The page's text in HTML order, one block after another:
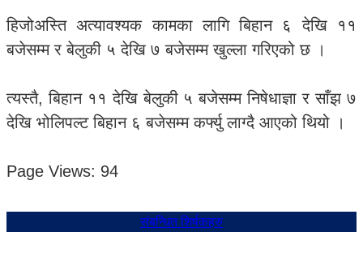
हिजोअस्ति अत्यावश्यक कामका लागि बिहान ६ देखि ११
बजेसम्म र बेलुकी ५ देखि ७ बजेसम्म खुल्ला गरिएको छ ।
त्यस्तै, बिहान ११ देखि बेलुकी ५ बजेसम्म निषेधाज्ञा र साँझ ७
देखि भोलिपल्ट बिहान ६ बजेसम्म कर्फ्यु लाग्दै आएको थियो ।
Page Views: 94
संबन्धित शिर्षकहरु